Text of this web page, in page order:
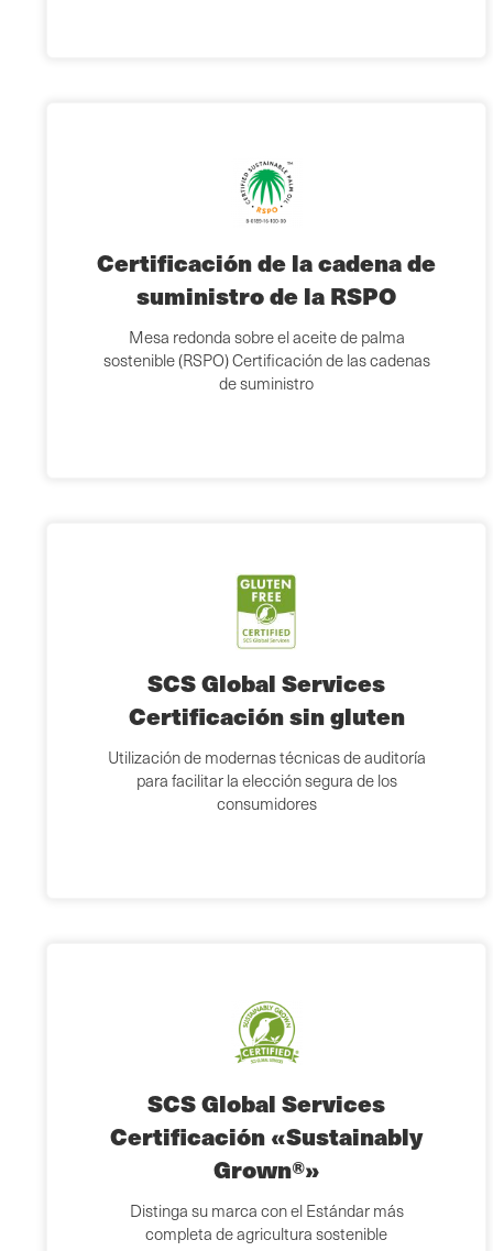
Certificación de la cadena de
suministro de la RSPO
Mesa redonda sobre el aceite de palma
sostenible (RSPO) Certificación de las cadenas
de suministro
SCS Global Services
Certificación sin gluten
Utilización de modernas técnicas de auditoría
para facilitar la elección segura de los
consumidores
SCS Global Services
Certificación «Sustainably
Grown®»
Distinga su marca con el Estándar más
completa de agricultura sostenible